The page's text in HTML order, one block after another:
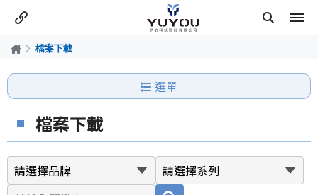
檔案下載
選單
檔案下載